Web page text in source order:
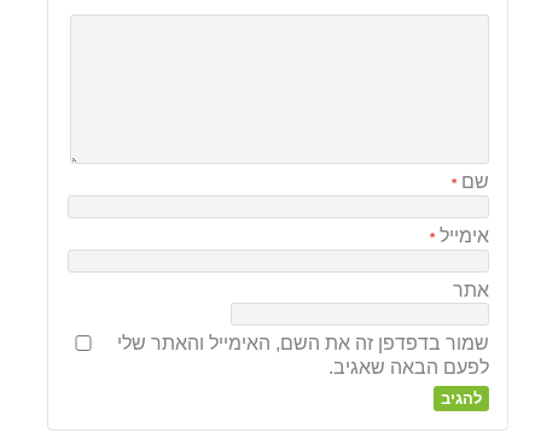
שם *
אימייל *
אתר
שמור בדפדפן זה את השם, האימייל והאתר שלי
לפעם הבאה שאגיב.